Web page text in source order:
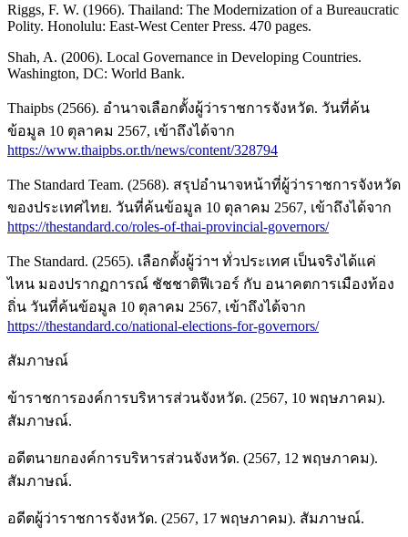
Riggs, F. W. (1966). Thailand: The Modernization of a Bureaucratic
Polity. Honolulu: East-West Center Press. 470 pages.
Shah, A. (2006). Local Governance in Developing Countries.
Washington, DC: World Bank.
Thaipbs (2566). อำนาจเลือกตั้งผู้ว่าราชการจังหวัด. วันที่ค้น
ข้อมูล 10 ตุลาคม 2567, เข้าถึงได้จาก
https://www.thaipbs.or.th/news/content/328794
The Standard Team. (2568). สรุปอำนาจหน้าที่ผู้ว่าราชการจังหวัด
ของประเทศไทย. วันที่ค้นข้อมูล 10 ตุลาคม 2567, เข้าถึงได้จาก
https://thestandard.co/roles-of-thai-provincial-governors/
The Standard. (2565). เลือกตั้งผู้ว่าฯ ทั่วประเทศ เป็นจริงได้แค่
ไหน มองปรากฏการณ์ ชัชชาติฟีเวอร์ กับ อนาคตการเมืองท้อง
ถิ่น วันที่ค้นข้อมูล 10 ตุลาคม 2567, เข้าถึงได้จาก
https://thestandard.co/national-elections-for-governors/
สัมภาษณ์
ข้าราชการองค์การบริหารส่วนจังหวัด. (2567, 10 พฤษภาคม).
สัมภาษณ์.
อดีตนายกองค์การบริหารส่วนจังหวัด. (2567, 12 พฤษภาคม).
สัมภาษณ์.
อดีตผู้ว่าราชการจังหวัด. (2567, 17 พฤษภาคม). สัมภาษณ์.